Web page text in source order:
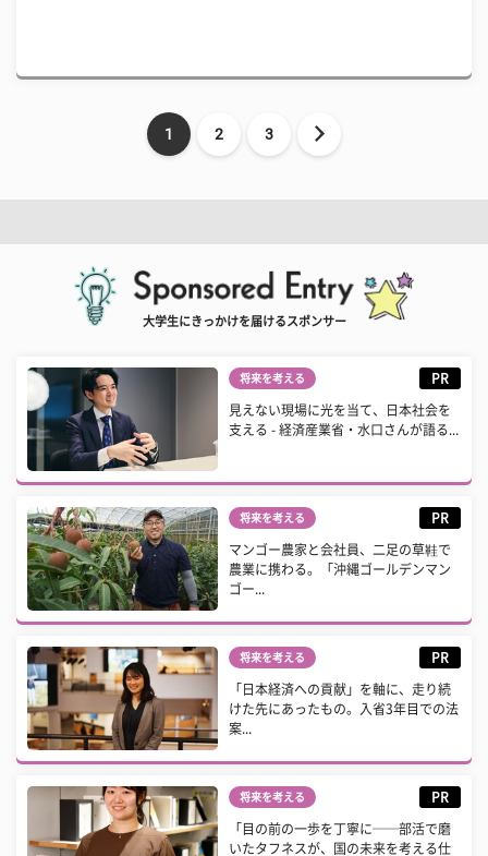
1 2 3
大学生にきっかけを届けるスポンサー
将来を考える PR
見えない現場に光を当て、日本社会を
支える - 経済産業省・水口さんが語る...
将来を考える PR
マンゴー農家と会社員、二足の草鞋で
農業に携わる。「沖縄ゴールデンマン
ゴー...
将来を考える PR
「日本経済への貢献」を軸に、走り続
けた先にあったもの。入省3年目での法
案...
将来を考える PR
「目の前の一歩を丁寧に──部活で磨
いたタフネスが、国の未来を考える仕